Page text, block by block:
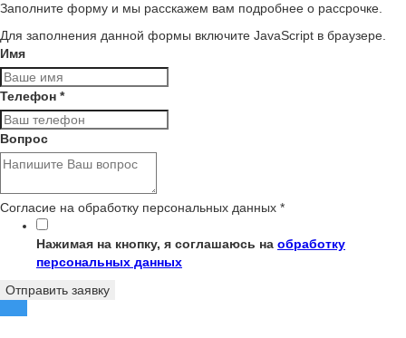
Заполните форму и мы расскажем вам подробнее о рассрочке.
Для заполнения данной формы включите JavaScript в браузере.
Имя
Телефон *
Вопрос
Согласие на обработку персональных данных *
Нажимая на кнопку, я соглашаюсь на обработку
персональных данных
Отправить заявку